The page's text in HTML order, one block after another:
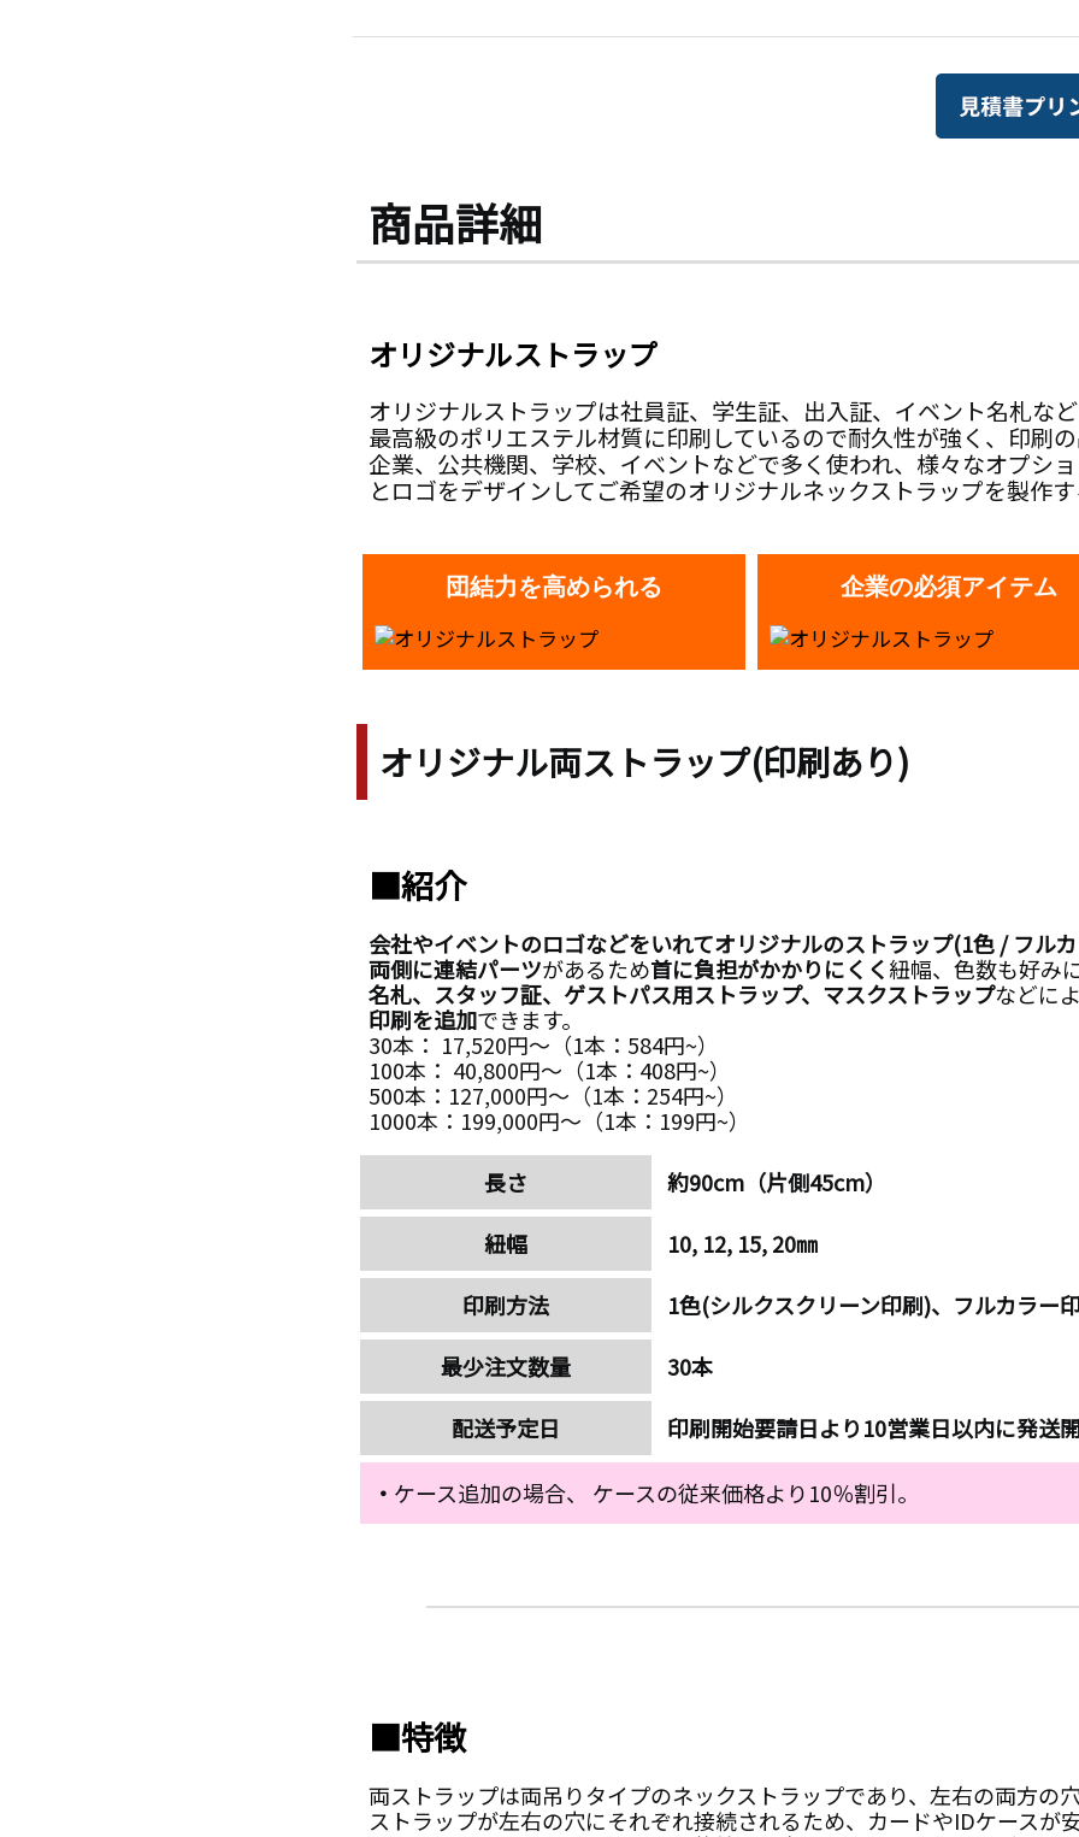
商品詳細
オリジナルストラップ
オリジナルストラップは社員証、学生証、出入証、イベント名札な
最高級のポリエステル材質に印刷しているので耐久性が強く、印刷
企業、公共機関、学校、イベントなどで多く使われ、様々なオプシ
とロゴをデザインしてご希望のオリジナルネックストラップを製作
団結力を高められる 企業の必須アイテム
オリジナル両ストラップ(印刷あり)
■紹介
会社やイベントのロゴなどをいれてオリジナルのストラップ(1色 / フル
両側に連結パーツがあるため首に負担がかかりにくく紐幅、色数も好み
名札、スタッフ証、ゲストパス用ストラップ、マスクストラップなどに
印刷を追加できます。
30本： 17,520円～（1本：584円~）
100本： 40,800円～（1本：408円~）
500本：127,000円～（1本：254円~）
1000本：199,000円～（1本：199円~）
長さ
約90cm （片側45cm）
紐幅
10, 12, 15, 20㎜
印刷方法
1色(シルクスクリーン印刷)、フルカラー
最少注文数量
30本
配送予定日
印刷開始要請日より10営業日以内に発送
・ ケース追加の場合、 ケースの従来価格より10％割引。
■特徴
両ストラップは両吊りタイプのネックストラップであり、左右の両方の
ストラップが左右の穴にそれぞれ接続されるため、カードやIDケースが